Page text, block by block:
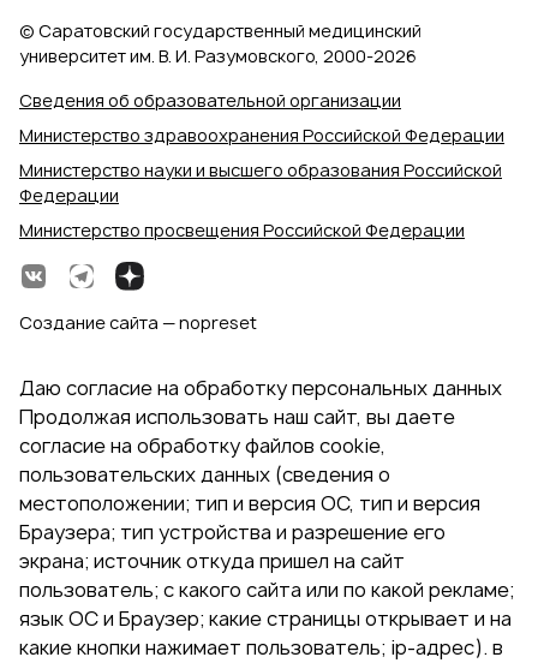
Сведения об образовательной организации
Министерство здравоохранения Российской Федерации
Министерство науки и высшего образования Российской
Федерации
Министерство просвещения Российской Федерации
© Саратовский государственный медицинский
университет им. В. И. Разумовского, 2000‑2026
Создание сайта — nopreset
Даю согласие на обработку персональных данных
Продолжая использовать наш сайт, вы даете
согласие на обработку файлов cookie,
пользовательских данных (сведения о
местоположении; тип и версия ОС, тип и версия
Браузера; тип устройства и разрешение его
экрана; источник откуда пришел на сайт
пользователь; с какого сайта или по какой рекламе;
язык ОС и Браузер; какие страницы открывает и на
какие кнопки нажимает пользователь; ip-адрес). в